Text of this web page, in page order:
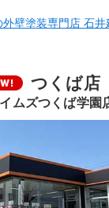
壁塗装専門店 石井
つくば店
ムズつくば学園